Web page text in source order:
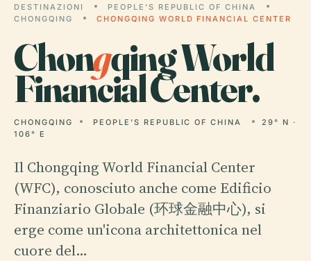
DESTINAZIONI
PEOPLE'S REPUBLIC OF CHINA
CHONGQING
CHONGQING WORLD FINANCIAL CENTER
Chongqing World
Financial Center.
CHONGQING PEOPLE'S REPUBLIC OF CHINA
29° N ·
106° E
Il Chongqing World Financial Center
(WFC), conosciuto anche come Edificio
Finanziario Globale (环球金融中心), si
erge come un'icona architettonica nel
cuore del…